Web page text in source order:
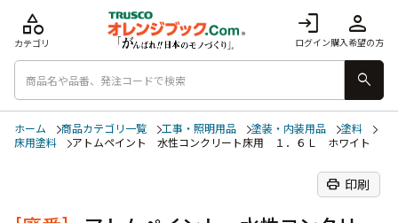
login
ログイン
person
購入希望の方
category
カテゴリ
search
ホーム 商品カテゴリ一覧 工事・照明用品 塗装・内装用品
塗料
床用塗料
アトムペイント 水性コンクリート床用 １．６Ｌ ホワイト
print 印刷